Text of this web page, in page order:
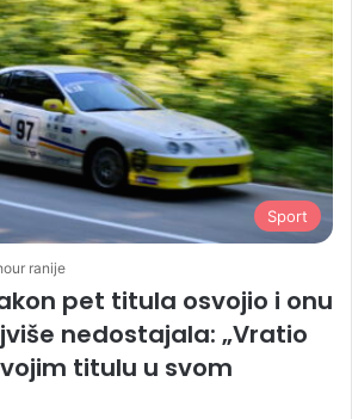
Sport
ranije
pet titula osvojio i onu
nedostajala: „Vratio
titulu u svom